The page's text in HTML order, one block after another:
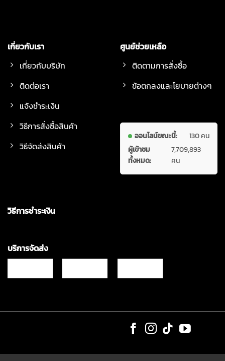
เกี่ยวกับเรา
เกี่ยวกับบริษัท
ติดต่อเรา
แจ้งชำระเงิน
วิธีการสั่งซื้อสินค้า
วิธีจัดส่งสินค้า
ศูนย์ช่วยเหลือ
ติดตามการสั่งซื้อ
ข้อตกลงและโยบายต่างๆ
ออนไลน์ขณะนี้:
130 คน
ผู้เข้าชม
ทั้งหมด:
7,709,893
คน
วิธีการชำระเงิน
บริการจัดส่ง